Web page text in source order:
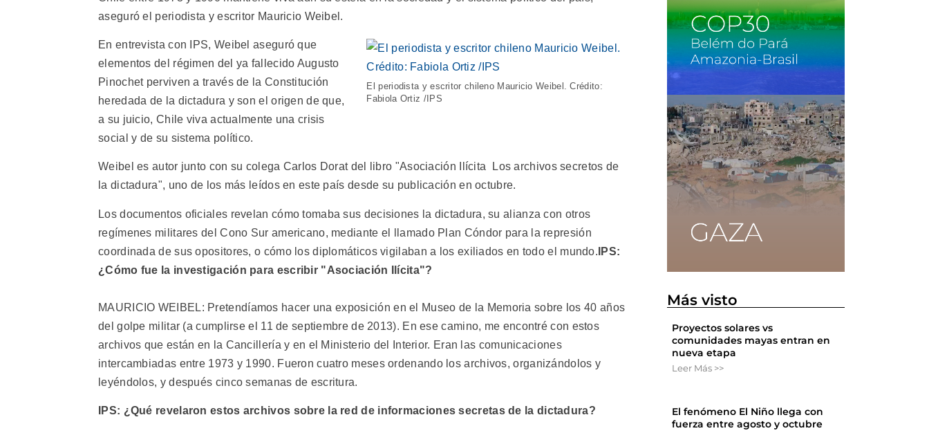
aseguró el periodista y escritor Mauricio Weibel.
El periodista y escritor chileno Mauricio Weibel. Crédito:
Fabiola Ortiz /IPS
En entrevista con IPS, Weibel aseguró que
elementos del régimen del ya fallecido Augusto
Pinochet perviven a través de la Constitución
heredada de la dictadura y son el origen de que,
a su juicio, Chile viva actualmente una crisis
social y de su sistema político.
Weibel es autor junto con su colega Carlos Dorat del libro "Asociación Ilícita  Los archivos secretos de
la dictadura", uno de los más leídos en este país desde su publicación en octubre.
Los documentos oficiales revelan cómo tomaba sus decisiones la dictadura, su alianza con otros
regímenes militares del Cono Sur americano, mediante el llamado Plan Cóndor para la represión
coordinada de sus opositores, o cómo los diplomáticos vigilaban a los exiliados en todo el mundo. IPS:
¿Cómo fue la investigación para escribir "Asociación Ilícita"?
MAURICIO WEIBEL: Pretendíamos hacer una exposición en el Museo de la Memoria sobre los 40 años
del golpe militar (a cumplirse el 11 de septiembre de 2013). En ese camino, me encontré con estos
archivos que están en la Cancillería y en el Ministerio del Interior. Eran las comunicaciones
intercambiadas entre 1973 y 1990. Fueron cuatro meses ordenando los archivos, organizándolos y
leyéndolos, y después cinco semanas de escritura.
IPS: ¿Qué revelaron estos archivos sobre la red de informaciones secretas de la dictadura?
Más visto
Proyectos solares vs
comunidades mayas entran en
nueva etapa
Leer Más >>
El fenómeno El Niño llega con
fuerza entre agosto y octubre